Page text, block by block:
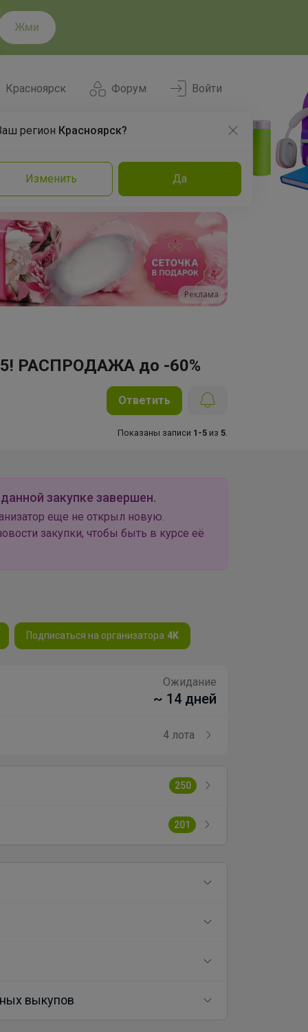
Жми
Форум
Красноярск
регион Красноярск?
Изменить Да
Войти
Команда Эксперты
Реклама
РАСПРОДАЖА до -60%
Ответить
Показаны записи 1-5 из 5
закупке завершен.
еще не открыл новую.
закупки, чтобы быть в курсе её
Подписаться на организатора 4K
Ожидание
~ 14 дней
4 лота
250
201
выкупов